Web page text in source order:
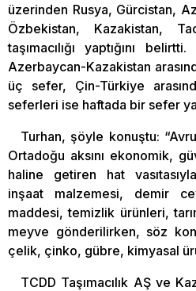
üzerinden Rusya, Gürcistan,
Özbekistan, Kazakistan,
taşımacılığı yaptığını
Azerbaycan-Kazakistan
üç sefer, Çin-Türkiye
seferleri ise haftada bir sefer
Turhan, şöyle konuştu:
Ortadoğu aksını ekonomik,
haline getiren hat
inşaat malzemesi, demir
maddesi, temizlik ürünleri,
meyve gönderilirken, söz
çelik, çinko, gübre, kimyasal
TCDD Taşımacılık AŞ ve